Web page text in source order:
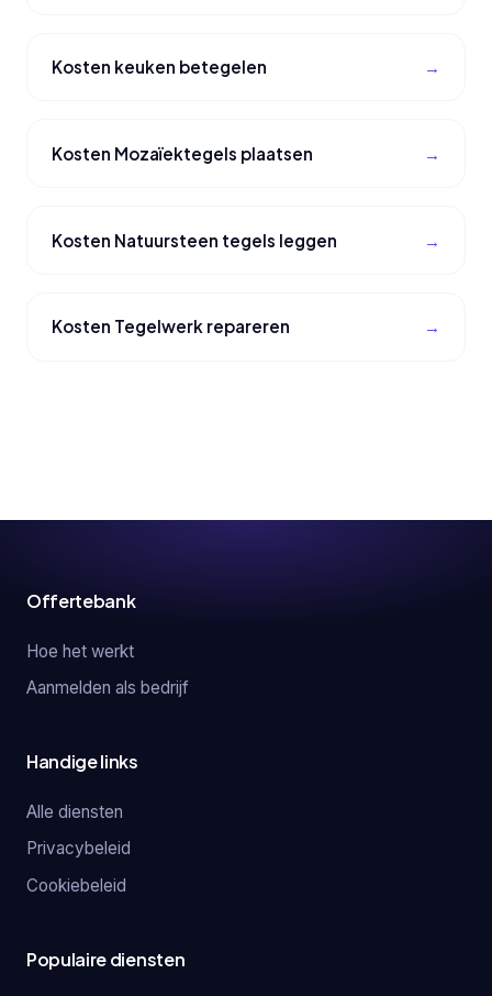
Kosten keuken betegelen
Kosten Mozaïektegels plaatsen
Kosten Natuursteen tegels leggen
Kosten Tegelwerk repareren
Offertebank
Hoe het werkt
Aanmelden als bedrijf
Handige links
Alle diensten
Privacybeleid
Cookiebeleid
Populaire diensten